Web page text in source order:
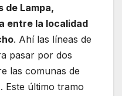
de Lampa,
entre la localidad
. Ahí las líneas de
pasar por dos
las comunas de
Este último tramo